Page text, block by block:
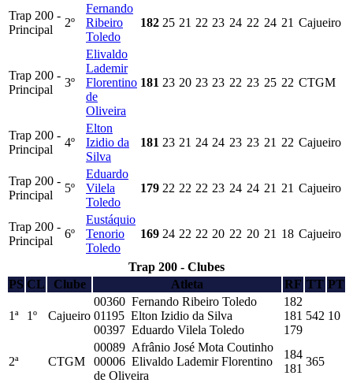
Trap 200 -
Principal
2º
Fernando
Ribeiro
Toledo
182 25 21 22 23 24 22 24 21 Cajueiro
Trap 200 -
Principal
3º
Elivaldo
Lademir
Florentino
de
Oliveira
181 23 20 23 23 22 23 25 22 CTGM
Trap 200 -
Principal
4º
Elton
Izidio da
Silva
181 23 21 24 24 23 23 21 22 Cajueiro
Trap 200 -
Principal
5º
Eduardo
Vilela
Toledo
179 22 22 22 23 24 24 21 21 Cajueiro
Trap 200 -
Principal
6º
Eustáquio
Tenorio
Toledo
169 24 22 22 20 22 20 21 18 Cajueiro
Trap 200 - Clubes
PS CL Clube Atleta RF TT PT
1ª 1º Cajueiro
00360 Fernando Ribeiro Toledo
01195 Elton Izidio da Silva
00397 Eduardo Vilela Toledo
182
181
179
542 10
2ª CTGM
00089 Afrânio José Mota Coutinho
00006 Elivaldo Lademir Florentino
de Oliveira
184
181
365